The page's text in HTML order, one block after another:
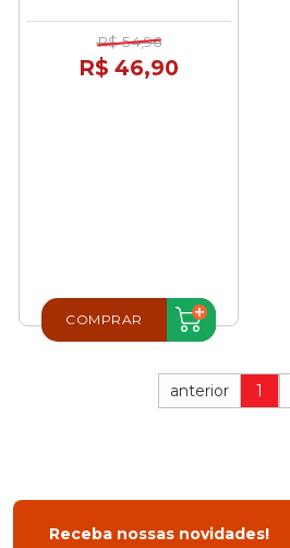
R$ 54,96
R$ 46,90
COMPRAR
anterior 1
Receba nossas novidades!